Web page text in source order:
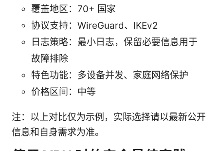
覆盖地区：70+ 国家
协议支持：WireGuard、IKEv2
日志策略：最小日志，保留必要信息用于
故障排除
特色功能：多设备并发、家庭网络保护
价格区间：中等
注：以上对比仅为示例，实际选择请以最新公开
信息和自身需求为准。